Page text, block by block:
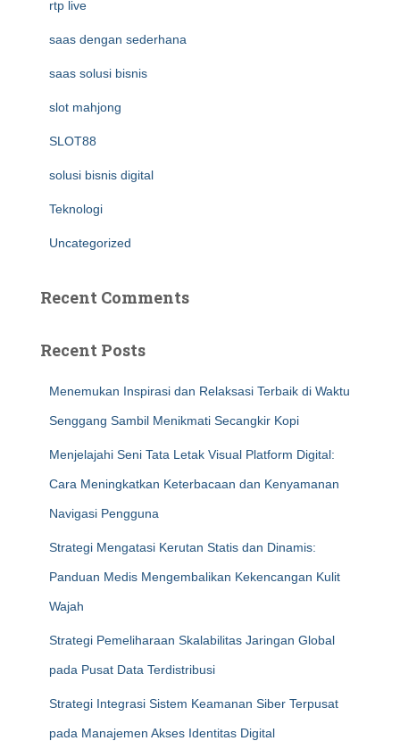
rtp live
saas dengan sederhana
saas solusi bisnis
slot mahjong
SLOT88
solusi bisnis digital
Teknologi
Uncategorized
Recent Comments
Recent Posts
Menemukan Inspirasi dan Relaksasi Terbaik di Waktu
Senggang Sambil Menikmati Secangkir Kopi
Menjelajahi Seni Tata Letak Visual Platform Digital:
Cara Meningkatkan Keterbacaan dan Kenyamanan
Navigasi Pengguna
Strategi Mengatasi Kerutan Statis dan Dinamis:
Panduan Medis Mengembalikan Kekencangan Kulit
Wajah
Strategi Pemeliharaan Skalabilitas Jaringan Global
pada Pusat Data Terdistribusi
Strategi Integrasi Sistem Keamanan Siber Terpusat
pada Manajemen Akses Identitas Digital